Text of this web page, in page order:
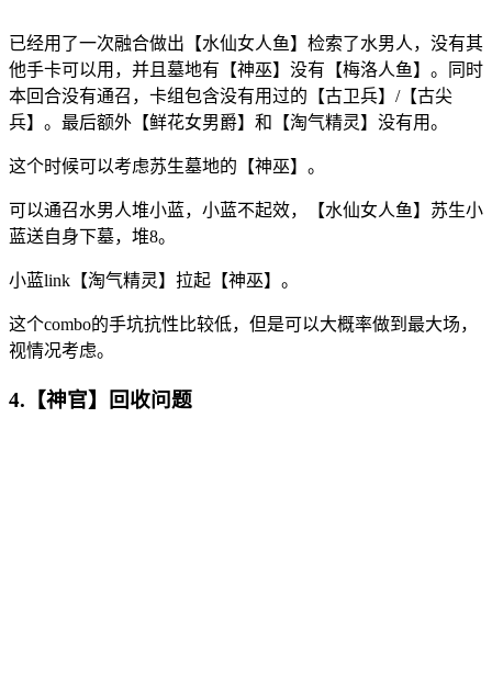
已经用了一次融合做出【水仙女人鱼】检索了水男人，没有其
他手卡可以用，并且墓地有【神巫】没有【梅洛人鱼】。同时
本回合没有通召，卡组包含没有用过的【古卫兵】/【古尖
兵】。最后额外【鲜花女男爵】和【淘气精灵】没有用。
这个时候可以考虑苏生墓地的【神巫】。
可以通召水男人堆小蓝，小蓝不起效，【水仙女人鱼】苏生小
蓝送自身下墓，堆8。
小蓝link【淘气精灵】拉起【神巫】。
这个combo的手坑抗性比较低，但是可以大概率做到最大场，
视情况考虑。
4.【神官】回收问题